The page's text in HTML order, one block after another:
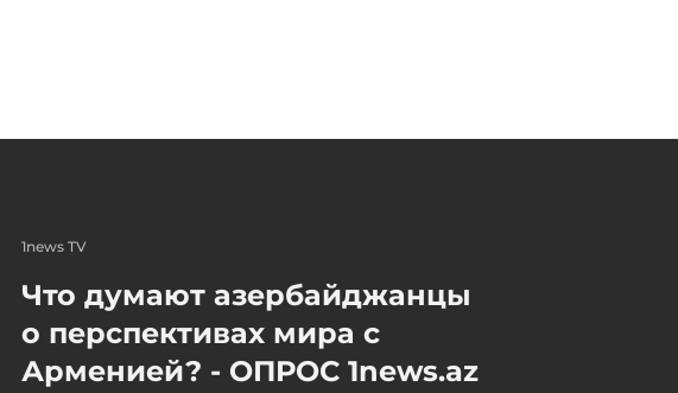
1news TV
Что думают азербайджанцы
о перспективах мира с
Арменией? - ОПРОС 1news.az